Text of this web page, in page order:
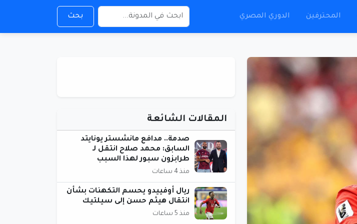
المحترفين الدوري المصري بحث
المقالات الشائعة
صدمة.. مدافع مانشستر يونايتد
السابق: محمد صلاح انتقل لـ
طرابزون سبور لهذا السبب
منذ 4 ساعات
ريال أوفييدو يحسم التكهنات بشأن
انتقال هيثم حسن إلى سيلتيك
منذ 5 ساعات